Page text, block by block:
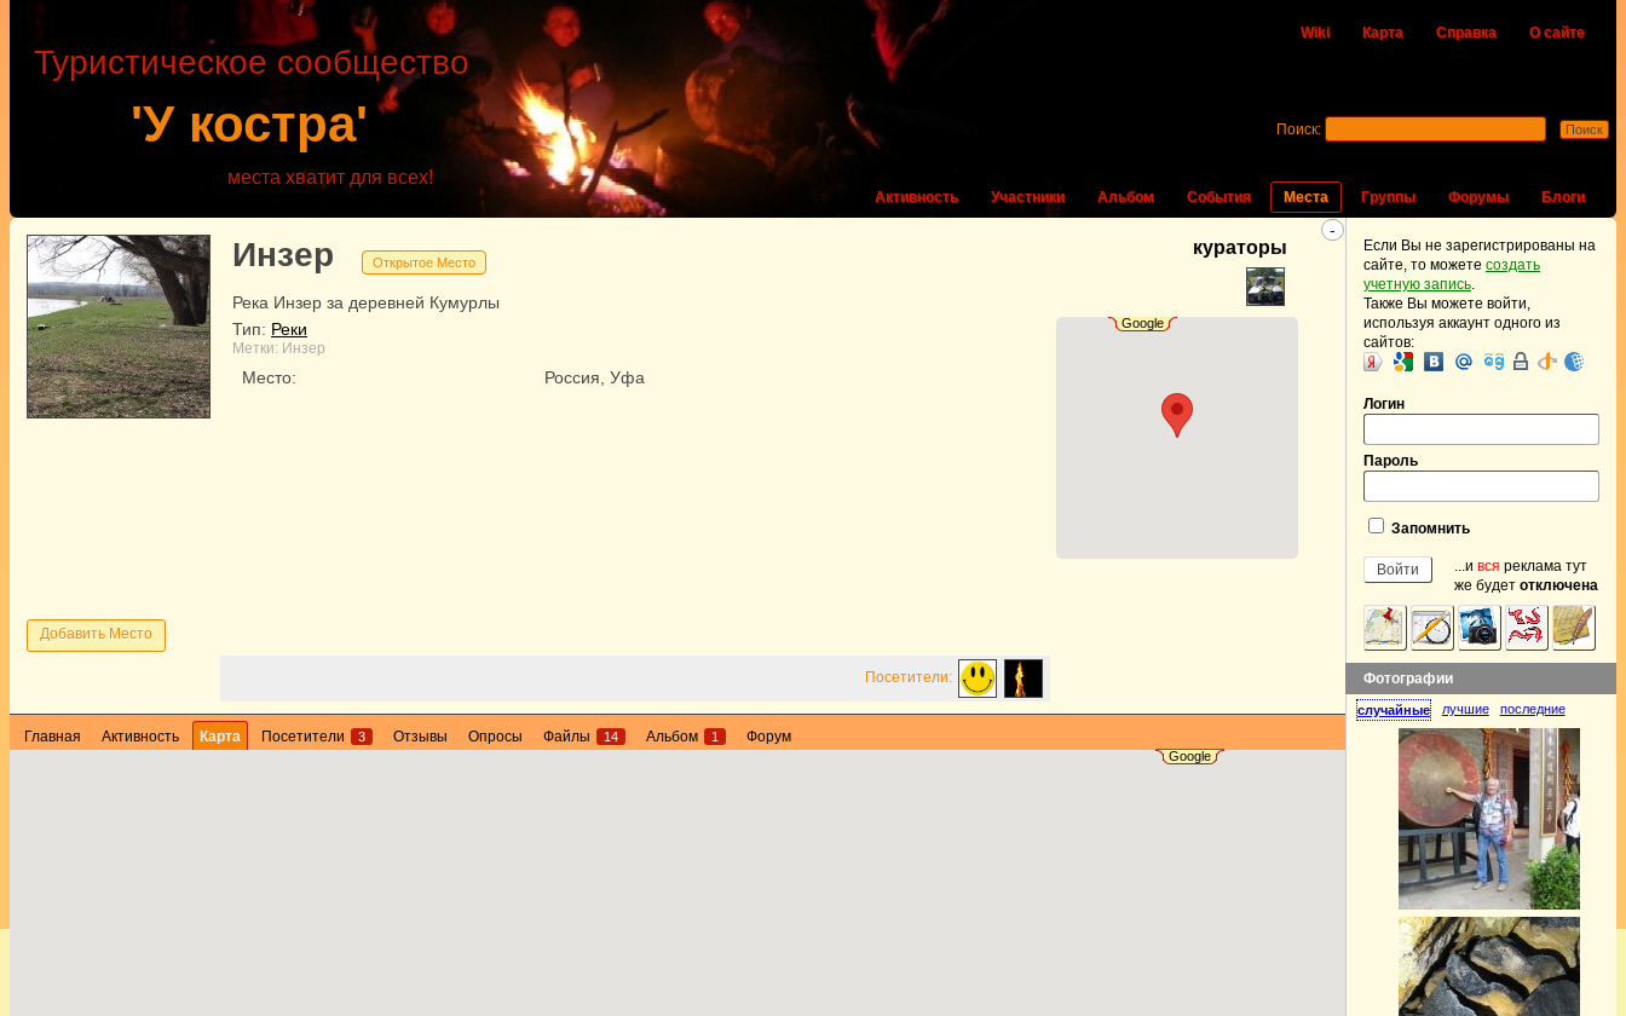
Wiki Карта Справка О сайте
'У костра'
Туристическое сообщество
места хватит для всех!
Активность Участники Альбом События Места Группы Форумы Блоги
Поиск:
-
кураторы
Google
Инзер Открытое Место
Река Инзер за деревней Кумурлы
Тип: Реки
Метки: Инзер
Место: Россия, Уфа
Добавить Место
Посетители:
Главная Активность Карта Посетители 3 Отзывы Опросы Файлы 14 Альбом 1 Форум
Google
Если Вы не зарегистрированы на
сайте, то можете создать
учетную запись.
Также Вы можете войти,
используя аккаунт одного из
сайтов:
Логин
Пароль
Запомнить
...и вся реклама тут
же будет отключена
Фотографии
случайные лучшие последние